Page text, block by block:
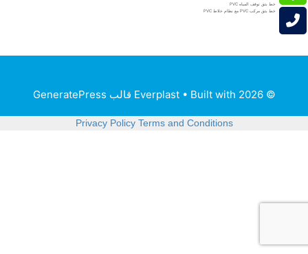
خط بثق توقف المياه PVC
خط بثق مركب PVC مع نظام خلاط PVC
© 2026 Everplast
• Built with قالب GeneratePress
Privacy Policy Terms and Conditions